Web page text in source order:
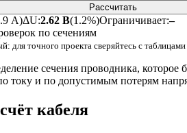
Рассчитать
А)ΔU:2.62 В(1.2%)Ограничивает:–
по сечениям
для точного проекта сверяйтесь с
сечения проводника,
току и по допустимым потерям
кабеля